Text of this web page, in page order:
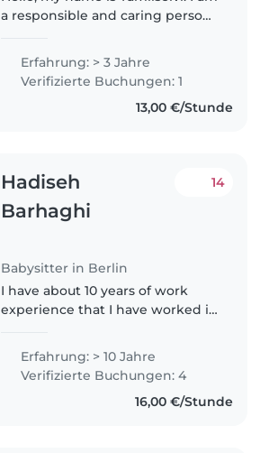
a responsible and caring person
children, currently doing
masters in computer science ,I
can feel the real rollercoaster..
Erfahrung: > 3 Jahre
Verifizierte Buchungen: 1
13,00 €/Stunde
Hadiseh
Barhaghi
Babysitter in Berlin
14
I have about 10 years of work
experience that I have worked in
management and work
experience as a kindergarten
manager and kindergarten..
Erfahrung: > 10 Jahre
Verifizierte Buchungen: 4
16,00 €/Stunde